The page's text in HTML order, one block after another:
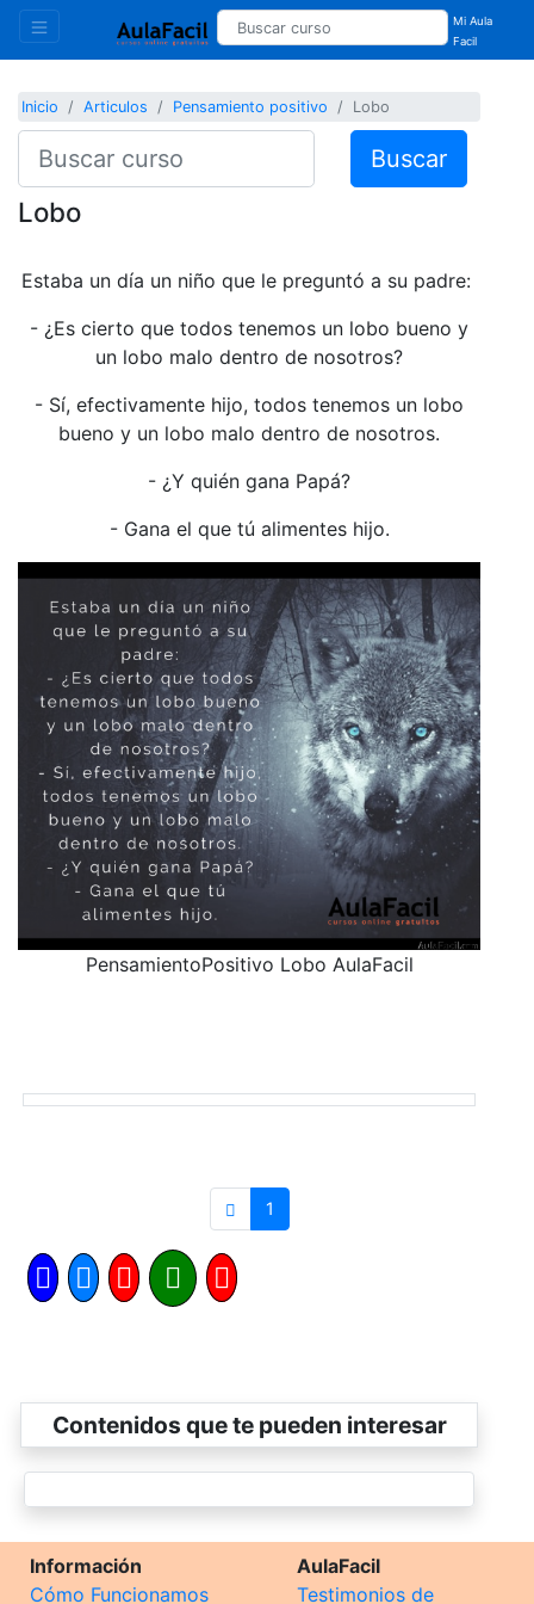
Mi Aula
Facil
Inicio Articulos Pensamiento positivo Lobo
Buscar
Lobo
Estaba un día un niño que le preguntó a su padre:
- ¿Es cierto que todos tenemos un lobo bueno y
un lobo malo dentro de nosotros?
- Sí, efectivamente hijo, todos tenemos un lobo
bueno y un lobo malo dentro de nosotros.
- ¿Y quién gana Papá?
- Gana el que tú alimentes hijo.
PensamientoPositivo Lobo AulaFacil
1
Contenidos que te pueden interesar
Información
Cómo Funcionamos
AulaFacil
Testimonios de